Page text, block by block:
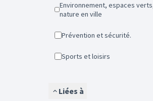
Environnement, espaces verts,
nature en ville
Prévention et sécurité.
Sports et loisirs
Liées à